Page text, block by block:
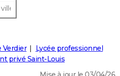
Verdier
Lycée professionnel
privé Saint-Louis